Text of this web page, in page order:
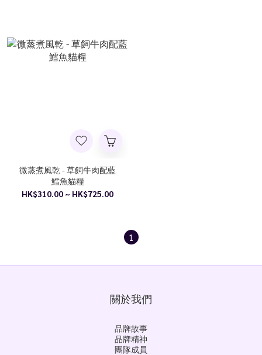
微蒸煮風乾 - 草飼牛肉配藍
鱈魚貓糧
HK$310.00 ~ HK$725.00
1
關於我們
品牌故事
品牌精神
團隊成員